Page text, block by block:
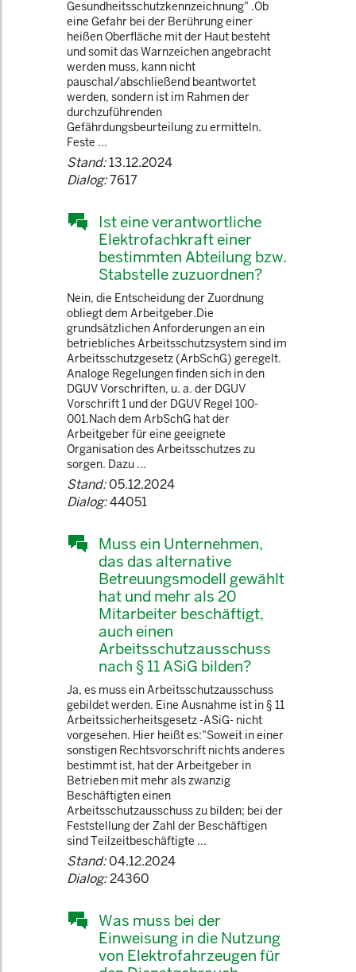
Gesundheitsschutzkennzeichnung" .Ob
eine Gefahr bei der Berührung einer
heißen Oberfläche mit der Haut besteht
und somit das Warnzeichen angebracht
werden muss, kann nicht
pauschal/abschließend beantwortet
werden, sondern ist im Rahmen der
durchzuführenden
Gefährdungsbeurteilung zu ermitteln.
Feste ...
Stand:13.12.2024
Dialog:7617
Ist eine verantwortliche
Elektrofachkraft einer
bestimmten Abteilung bzw.
Stabstelle zuzuordnen?
Nein, die Entscheidung der Zuordnung
obliegt dem Arbeitgeber.Die
grundsätzlichen Anforderungen an ein
betriebliches Arbeitsschutzsystem sind im
Arbeitsschutzgesetz (ArbSchG) geregelt.
Analoge Regelungen finden sich in den
DGUV Vorschriften, u. a. der DGUV
Vorschrift 1 und der DGUV Regel 100-
001.Nach dem ArbSchG hat der
Arbeitgeber für eine geeignete
Organisation des Arbeitsschutzes zu
sorgen. Dazu ...
Stand:05.12.2024
Dialog:44051
Muss ein Unternehmen,
das das alternative
Betreuungsmodell gewählt
hat und mehr als 20
Mitarbeiter beschäftigt,
auch einen
Arbeitsschutzausschuss
nach § 11 ASiG bilden?
Ja, es muss ein Arbeitsschutzausschuss
gebildet werden. Eine Ausnahme ist in § 11
Arbeitssicherheitsgesetz -ASiG- nicht
vorgesehen. Hier heißt es:"Soweit in einer
sonstigen Rechtsvorschrift nichts anderes
bestimmt ist, hat der Arbeitgeber in
Betrieben mit mehr als zwanzig
Beschäftigten einen
Arbeitsschutzausschuss zu bilden; bei der
Feststellung der Zahl der Beschäftigen
sind Teilzeitbeschäftigte ...
Stand:04.12.2024
Dialog:24360
Was muss bei der
Einweisung in die Nutzung
von Elektrofahrzeugen für